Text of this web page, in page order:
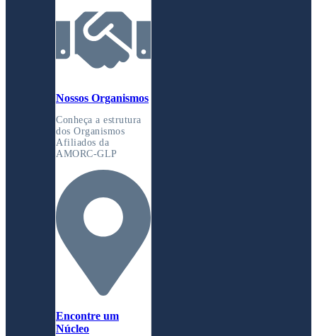
Nossos Organismos
Conheça a estrutura
dos Organismos
Afiliados da
AMORC-GLP
Encontre um
Núcleo